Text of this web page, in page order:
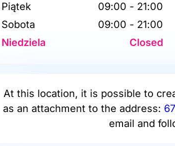
Piątek
09:00 - 21:00
Sobota
09:00 - 21:00
Niedziela
Closed
At this location, it is possible to
as an attachment to the address:
email and